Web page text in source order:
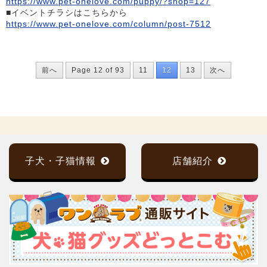
■イベントチラシはこちらから
https://www.pet-onelove.com/column/post-7512
前へ Page 12 of 93 11 12 13 次へ
子犬・子猫情報 店舗紹介